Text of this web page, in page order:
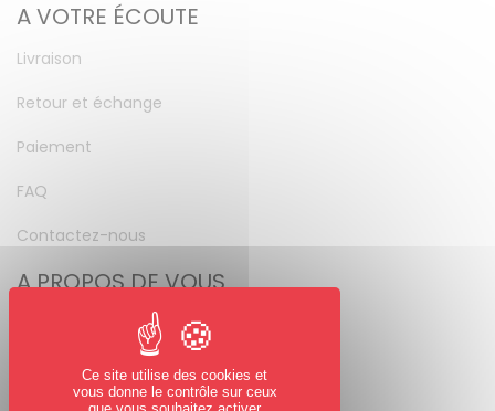
A VOTRE ÉCOUTE
Livraison
Retour et échange
Paiement
FAQ
Contactez-nous
A PROPOS DE VOUS
Mot de passe perdu
Ce site utilise des cookies et
vous donne le contrôle sur ceux